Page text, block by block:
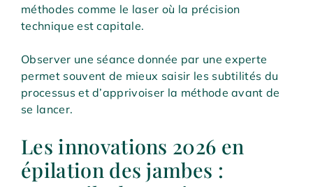
méthodes comme le laser où la précision
technique est capitale.
Observer une séance donnée par une experte
permet souvent de mieux saisir les subtilités du
processus et d’apprivoiser la méthode avant de
se lancer.
Les innovations 2026 en
épilation des jambes :